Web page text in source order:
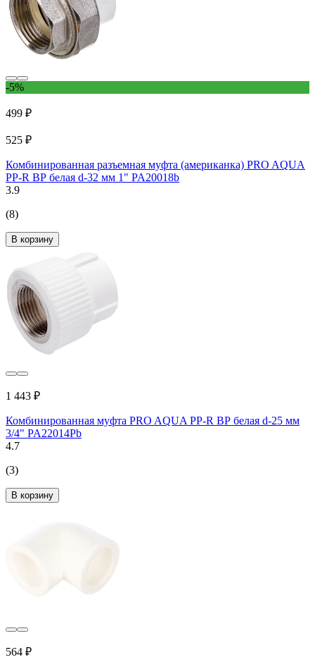
-5%
499 ₽
525 ₽
Комбинированная разъемная муфта (американка) PRO AQUA
PP-R ВР белая d-32 мм 1" PA20018b
3.9
(8)
В корзину
1 443 ₽
Комбинированная муфта PRO AQUA PP-R ВР белая d-25 мм
3/4" PA22014Pb
4.7
(3)
В корзину
564 ₽